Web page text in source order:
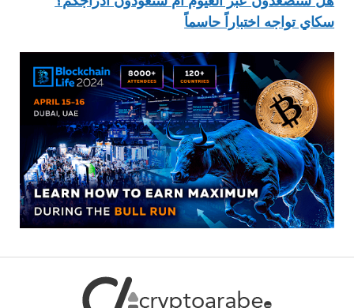
سكاي تواجه اختباراً حاسماً